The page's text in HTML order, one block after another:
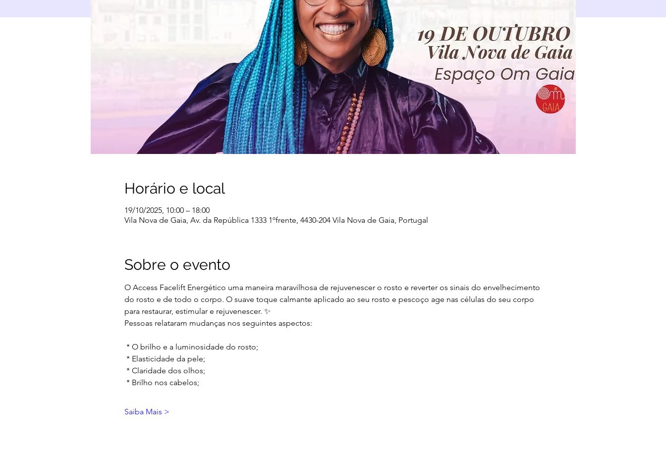
Horário e local
19/10/2025, 10:00 – 18:00
Vila Nova de Gaia, Av. da República 1333 1ºfrente, 4430-204 Vila Nova de Gaia, Portugal
Sobre o evento
O Access Facelift Energético uma maneira maravilhosa de rejuvenescer o rosto e reverter os sinais do envelhecimento
do rosto e de todo o corpo. O suave toque calmante aplicado ao seu rosto e pescoço age nas células do seu corpo
para restaurar, estimular e rejuvenescer. ✨
Pessoas relataram mudanças nos seguintes aspectos:
* O brilho e a luminosidade do rosto;
* Elasticidade da pele;
* Claridade dos olhos;
* Brilho nos cabelos;
Saiba Mais >